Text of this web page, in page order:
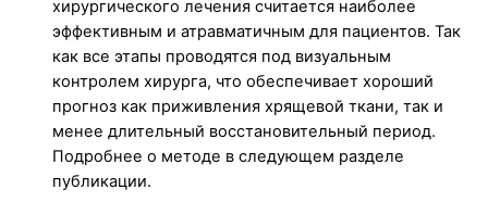
хирургического лечения считается наиболее
эффективным и атравматичным для пациентов. Так
как все этапы проводятся под визуальным
контролем хирурга, что обеспечивает хороший
прогноз как приживления хрящевой ткани, так и
менее длительный восстановительный период.
Подробнее о методе в следующем разделе
публикации.